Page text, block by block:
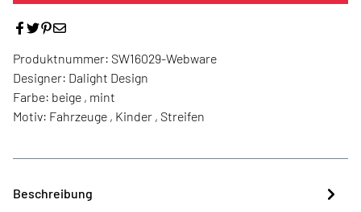
Produktnummer: SW16029-Webware
Designer: Dalight Design
Farbe: beige , mint
Motiv: Fahrzeuge , Kinder , Streifen
Beschreibung